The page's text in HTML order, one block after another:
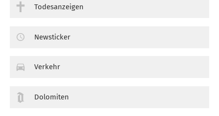
Todesanzeigen
Newsticker
Verkehr
Dolomiten